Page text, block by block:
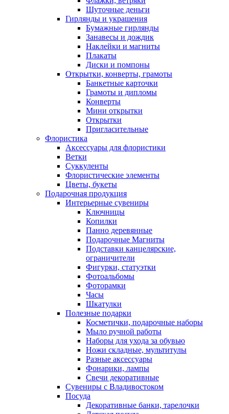
Шуточные деньги
Гирлянды и украшения
Бумажные гирлянды
Занавесы и дождик
Наклейки и магниты
Плакаты
Диски и помпоны
Открытки, конверты, грамоты
Банкетные карточки
Грамоты и дипломы
Конверты
Мини открытки
Открытки
Пригласительные
Флористика
Аксессуары для флористики
Ветки
Суккуленты
Флористические элементы
Цветы, букеты
Подарочная продукция
Интерьерные сувениры
Ключницы
Копилки
Панно деревянные
Подарочные Магниты
Подставки канцелярские,
ограничители
Фигурки, статуэтки
Фотоальбомы
Фоторамки
Часы
Шкатулки
Полезные подарки
Косметички, подарочные наборы
Мыло ручной работы
Наборы для ухода за обувью
Ножи складные, мультитулы
Разные аксессуары
Фонарики, лампы
Свечи декоративные
Сувениры с Владивостоком
Посуда
Декоративные банки, тарелочки